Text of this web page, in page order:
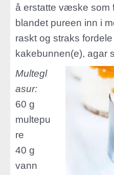
å erstatte væske som
blandet pureen inn i
raskt og straks
kakebunnen(e), agar
Multegl
asur:
60 g
multepu
re
40 g
vann